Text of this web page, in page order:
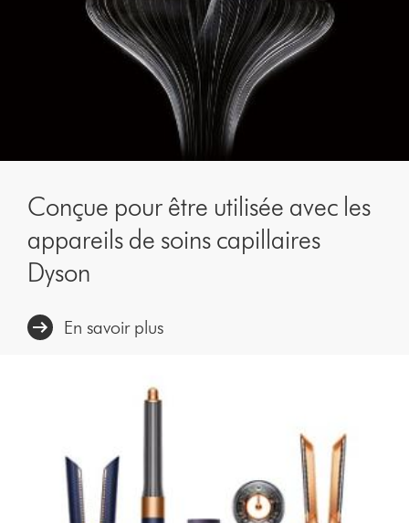
Conçue pour être utilisée avec les
appareils de soins capillaires
Dyson
En savoir plus